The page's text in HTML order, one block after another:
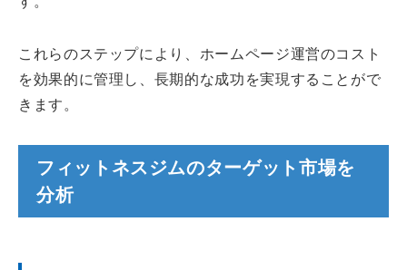
これらのステップにより、ホームページ運営のコスト
を効果的に管理し、長期的な成功を実現することがで
きます。
フィットネスジムのターゲット市場を
分析